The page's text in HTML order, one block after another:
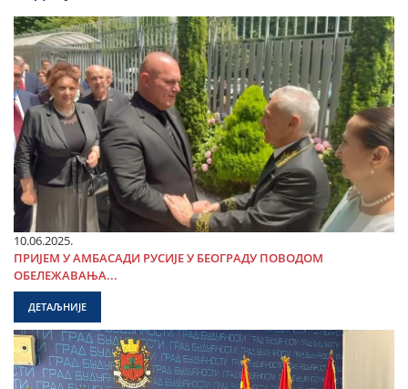
10.06.2025.
ПРИЈЕМ У АМБАСАДИ РУСИЈЕ У БЕОГРАДУ ПОВОДОМ
ОБЕЛЕЖАВАЊА...
ДЕТАЉНИЈЕ